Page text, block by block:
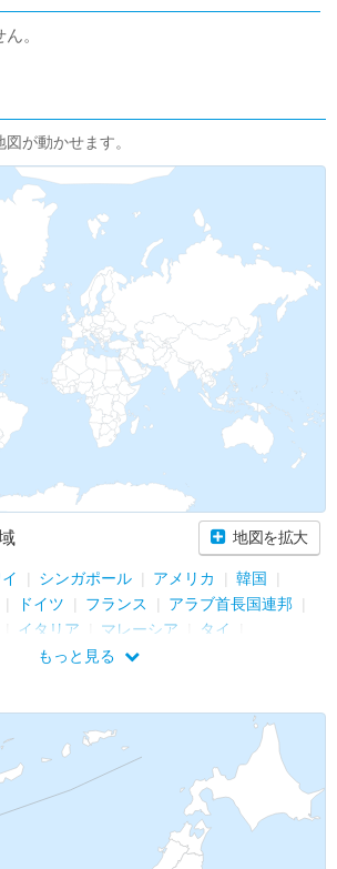
。
が動かせます。
地図を拡大
シンガポール アメリカ
韓国
ドイツ フランス
アラブ首長国連邦
イタリア マレーシア
タイ
中国 スウェーデン
もっと見る